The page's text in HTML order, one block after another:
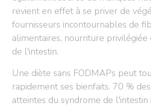
revient en effet à se priver de
fournisseurs incontournables de
alimentaires, nourriture privilégiée
de l'intestin.
Une diète sans FODMAPs peut
rapidement ses bienfaits. 70 %
atteintes du syndrome de l'intestin